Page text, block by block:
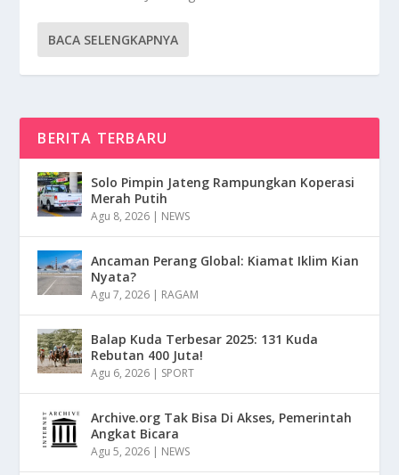
BACA SELENGKAPNYA
BERITA TERBARU
Solo Pimpin Jateng Rampungkan Koperasi
Merah Putih
Agu 8, 2026 NEWS
Ancaman Perang Global: Kiamat Iklim Kian
Nyata?
Agu 7, 2026 RAGAM
Balap Kuda Terbesar 2025: 131 Kuda
Rebutan 400 Juta!
Agu 6, 2026 SPORT
Archive.org Tak Bisa Di Akses, Pemerintah
Angkat Bicara
Agu 5, 2026 NEWS